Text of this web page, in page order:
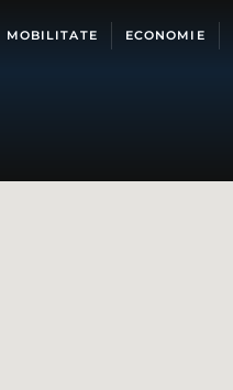
MOBILITATE ECONOMIE